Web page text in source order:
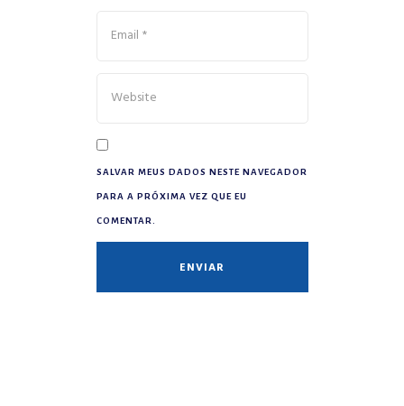
SALVAR MEUS DADOS NESTE NAVEGADOR
PARA A PRÓXIMA VEZ QUE EU
COMENTAR.